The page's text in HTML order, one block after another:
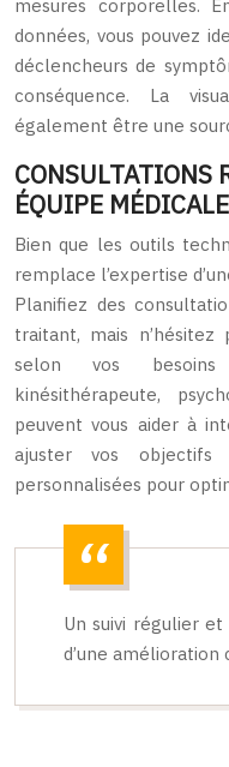
mesures corporelles.
données, vous pouvez
déclencheurs de
conséquence. La
également être une
CONSULTATIONS
ÉQUIPE
Bien que les outils
remplace l’expertise
Planifiez des
traitant, mais n’hésitez
selon vos besoins
kinésithérapeute,
peuvent vous aider à
ajuster vos
personnalisées pour
Un suivi régulier
d’une